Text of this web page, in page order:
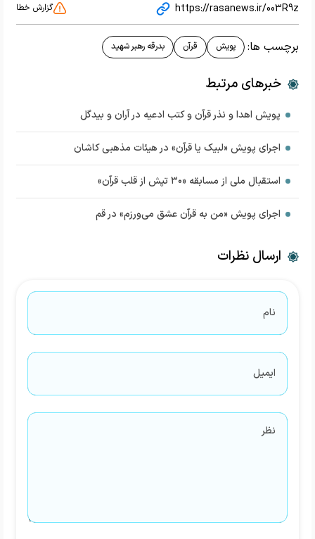
https://rasanews.ir/003R9z گزارش خطا
برچسب ها: پویش قرآن بدرقه رهبر شهید
خبرهای مرتبط
پویش اهدا و نذر قرآن و کتب ادعیه در آران و بیدگل
اجرای پویش «لبیک یا قرآن» در هیئات مذهبی کاشان
استقبال ملی از مسابقه «۳۰ تپش از قلب قرآن»
اجرای پویش «من به قرآن عشق می‌ورزم» در قم
ارسال نظرات